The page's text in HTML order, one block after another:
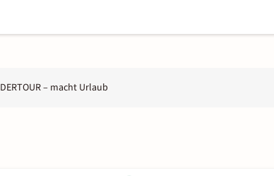
DERTOUR – macht Urlaub